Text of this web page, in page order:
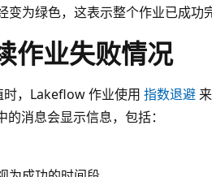
变为绿色，这表示整个作业已成功
作业失败情况
时，Lakeflow 作业使用 指数退避
的消息会显示信息，包括：